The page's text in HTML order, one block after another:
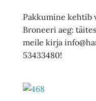
Pakkumine kehtib
Broneeri aeg:
meile kirja
53433480!